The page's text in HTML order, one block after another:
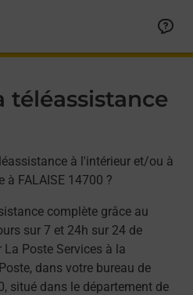
téléassistance
à l'intérieur et/ou à
à FALAISE 14700 ?
complète grâce au
sur 7 et 24h sur 24 de
Poste Services à la
dans votre bureau de
situé dans le département de